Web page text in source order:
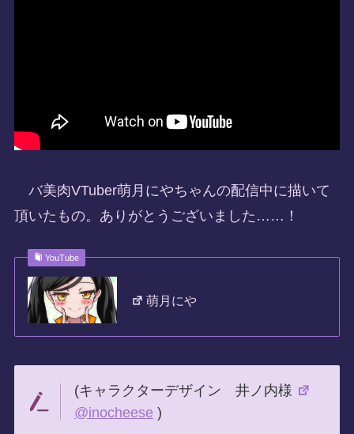
バ美肉VTuber萌月にやちゃんの配信中に描いて
頂いたもの。ありがとうございました……！
YouTube
萌月にや
(キャラクターデザイン 井ノ内様
@inocheese )